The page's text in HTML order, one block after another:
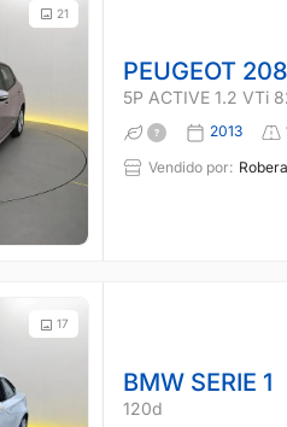
21
PEUGEOT 208
5P ACTIVE 1.2 VTi
2013
Vendido por:
17
BMW SERIE 1
120d